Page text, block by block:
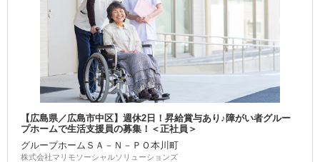
【広島県／広島市中区】週休2日！昇給賞与あり♪障がい者グルー
プホームで生活支援員の募集！＜正社員＞
グループホームＳＡ－Ｎ－ＰＯ本川町
株式会社マリモソーシャルソリューションズ